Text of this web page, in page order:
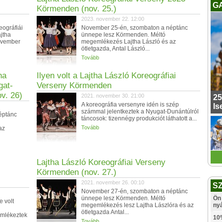
Körmenden (nov. 25.)
2023. november 22. 12:00
November 25-én, szombaton a néptánc
ünnepe lesz Körmenden. Méltó
megemlékezés Lajtha László és az
ötletgazda, Antal László...
Tovább
26)
Ilyen volt a Lajtha László Koreográfiai
Verseny Körmenden
2021. november 30. 21:00
A koreográfia versenyre idén is szép
számmal jelentkeztek a Nyugat-Dunántúlról
táncosok: tizennégy produkciót láthatott a...
Tovább
volt
Lajtha László Koreográfiai Verseny
Körmenden (nov. 27.)
2021. november 26. 00:10
November 27-én, szombaton a néptánc
ünnepe lesz Körmenden. Méltó
megemlékezés lesz Lajtha Lászlóra és az
ötletgazda Antal...